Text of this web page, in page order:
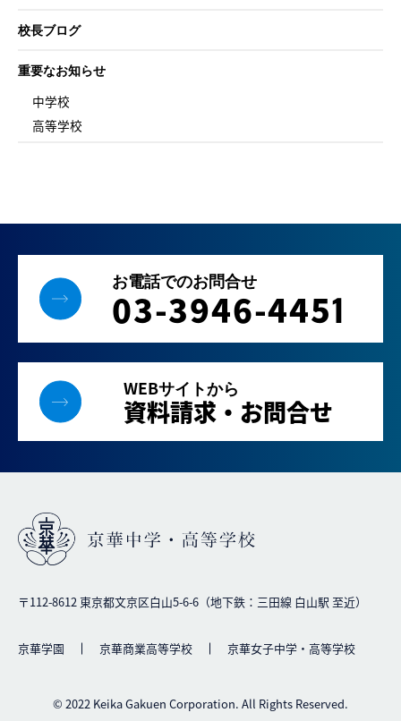
校長ブログ
重要なお知らせ
中学校
高等学校
お電話でのお問合せ
03-3946-4451
WEBサイトから
資料請求・お問合せ
〒112-8612 東京都文京区白山5-6-6（地下鉄：三田線 白山駅 至近）
京華学園 京華商業高等学校 京華女子中学・高等学校
© 2022 Keika Gakuen Corporation. All Rights Reserved.